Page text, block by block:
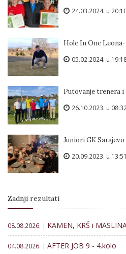
24.03.2024. u
Hole In One
05.02.2024. u
Putovanje trenera i
26.10.2023. u
Juniori GK
20.09.2023. u 13:51
Zadnji rezultati
08.08.2026. | KAMEN, KRŠ i MASLINA
04.08.2026. | AFTER JOB 9 - 4.kolo